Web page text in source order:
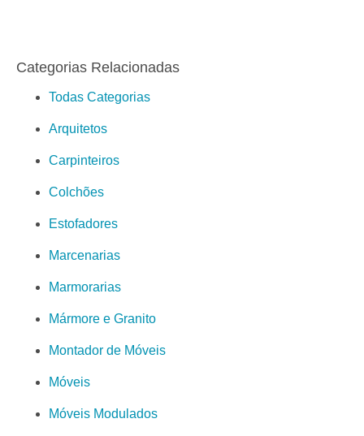
Categorias Relacionadas
Todas Categorias
Arquitetos
Carpinteiros
Colchões
Estofadores
Marcenarias
Marmorarias
Mármore e Granito
Montador de Móveis
Móveis
Móveis Modulados